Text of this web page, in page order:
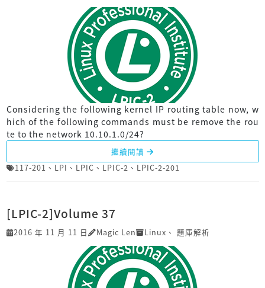
Considering the following kernel IP routing table now, w
hich of the following commands must be remove the rou
te to the network 10.10.1.0/24?
繼續閱讀
117-201 、 LPI 、 LPIC 、 LPIC-2 、 LPIC-2-201
[LPIC-2]Volume 37
2016 年 11 月 11 日 Magic Len Linux 、 題庫解析